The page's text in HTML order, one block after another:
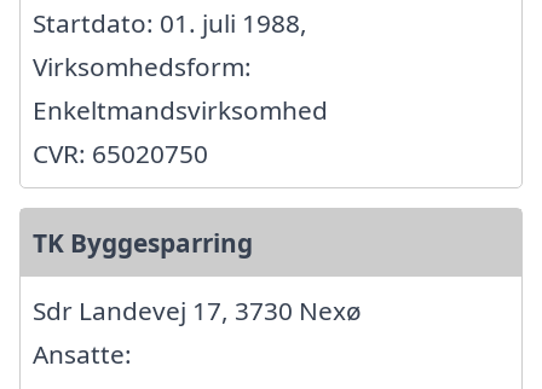
Startdato: 01. juli 1988,
Virksomhedsform:
Enkeltmandsvirksomhed
CVR: 65020750
TK Byggesparring
Sdr Landevej 17, 3730 Nexø
Ansatte: